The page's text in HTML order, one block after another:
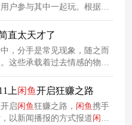
户参与其中一起玩。根据活
礼物生成整蛊链接发给朋
榜，整蛊者和被整蛊者都有
直太天才了
，分手是常见现象，随之而
这些承载着过去情感的物
得浪费。闲鱼敏锐地捕捉到
别打造了一个独特的“215分
上闲鱼开启狂赚之路
启闲鱼狂赚之路， 闲鱼携手
以新闻播报的方式报道闲 鱼